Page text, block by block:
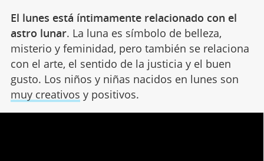
El lunes está íntimamente relacionado con el
astro lunar. La luna es símbolo de belleza,
misterio y feminidad, pero también se relaciona
con el arte, el sentido de la justicia y el buen
gusto. Los niños y niñas nacidos en lunes son
muy creativos y positivos.